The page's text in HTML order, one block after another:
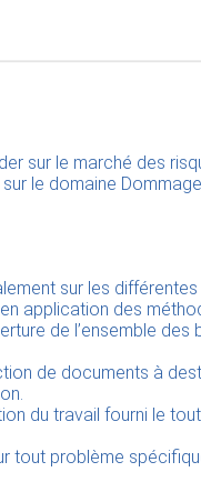
sur le marché des
le domaine
sur les
application des
de l’ensemble des
de documents à
du travail fourni le
tout problème